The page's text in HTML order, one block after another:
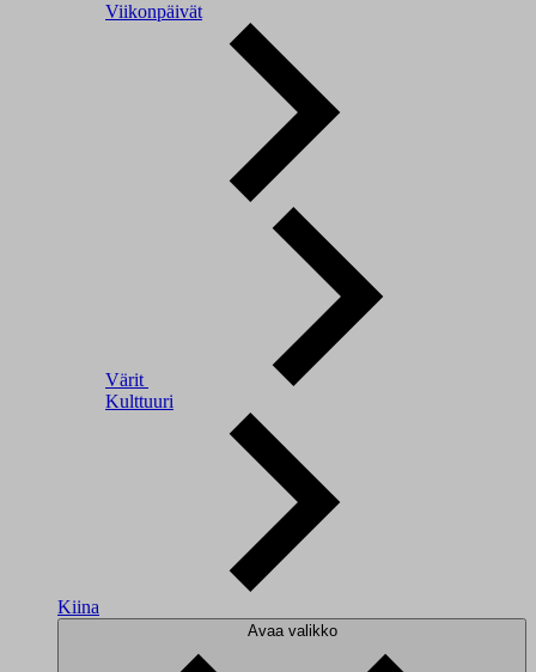
Viikonpäivät
Värit
Kulttuuri
Kiina
Avaa valikko